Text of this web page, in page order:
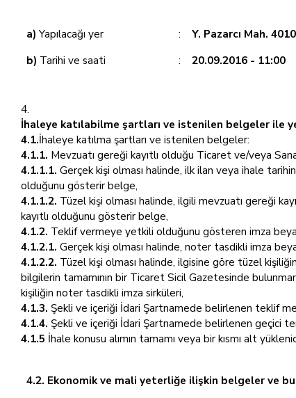
a)Yapılacağı yer :
Y. Pazarcı Mah.
b) Tarihi ve saati : 20.09.2016 - 11:00
İhaleye katılabilme şartları ve istenilen belgeler ile
4.1.İhaleye katılma şartları ve istenilen belgeler:
4.1.1. Mevzuatı gereği kayıtlı olduğu Ticaret ve/veya
4.1.1.1. Gerçek kişi olması halinde, ilk ilan veya ihale
olduğunu gösterir belge,
4.1.1.2. Tüzel kişi olması halinde, ilgili mevzuatı gereği
kayıtlı olduğunu gösterir belge,
4.1.2. Teklif vermeye yetkili olduğunu gösteren imza
4.1.2.1. Gerçek kişi olması halinde, noter tasdikli imza
4.1.2.2. Tüzel kişi olması halinde, ilgisine göre tüzel
bilgilerin tamamının bir Ticaret Sicil Gazetesinde
kişiliğin noter tasdikli imza sirküleri,
4.1.3. Şekli ve içeriği İdari Şartnamede belirlenen teklif
4.1.4. Şekli ve içeriği İdari Şartnamede belirlenen geçici
4.1.5 İhale konusu alımın tamamı veya bir kısmı alt
4.2. Ekonomik ve mali yeterliğe ilişkin belgeler ve